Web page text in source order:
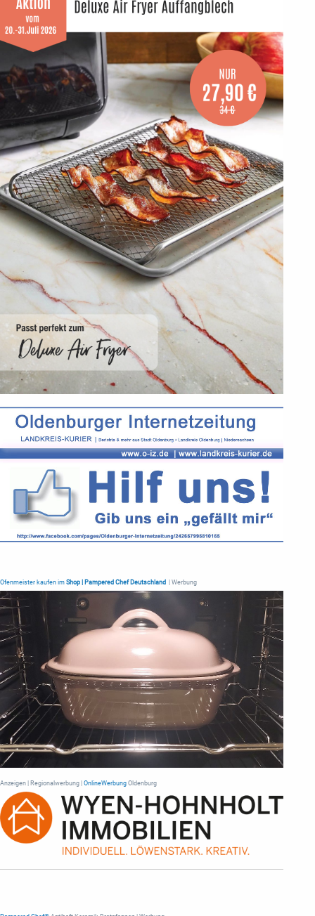
Ofenmeister kaufen im Shop | Pampered Chef Deutschland | Werbung
Anzeigen | Regionalwerbung | OnlineWerbung Oldenburg